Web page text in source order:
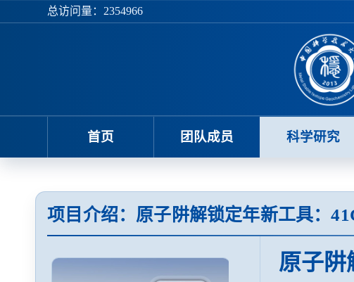
总访问量： 2354966
首页 团队成员 科学研究
项目介绍：原子阱解锁定年新工具：
原子阱